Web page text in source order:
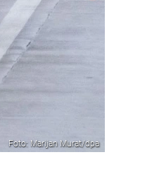
Foto: Marijan Murat/dpa